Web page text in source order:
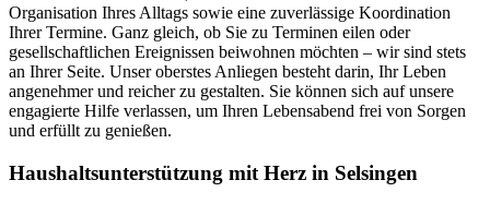
Organisation Ihres Alltags sowie eine zuverlässige Koordination
Ihrer Termine. Ganz gleich, ob Sie zu Terminen eilen oder
gesellschaftlichen Ereignissen beiwohnen möchten – wir sind stets
an Ihrer Seite. Unser oberstes Anliegen besteht darin, Ihr Leben
angenehmer und reicher zu gestalten. Sie können sich auf unsere
engagierte Hilfe verlassen, um Ihren Lebensabend frei von Sorgen
und erfüllt zu genießen.
Haushalts­unterstützung mit Herz in Selsingen